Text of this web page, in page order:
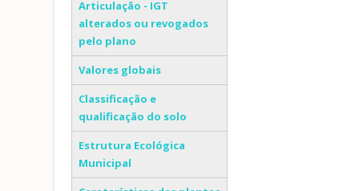
Articulação - IGT
alterados ou revogados
pelo plano
Valores globais
Classificação e
qualificação do solo
Estrutura Ecológica
Municipal